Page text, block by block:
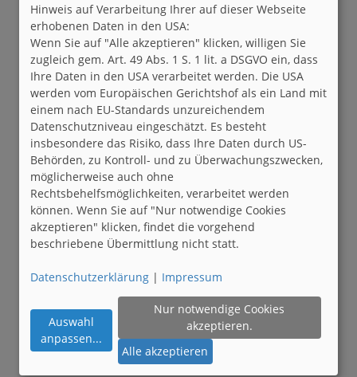
Hinweis auf Verarbeitung Ihrer auf dieser Webseite
erhobenen Daten in den USA:
Wenn Sie auf "Alle akzeptieren" klicken, willigen Sie
zugleich gem. Art. 49 Abs. 1 S. 1 lit. a DSGVO ein, dass
Ihre Daten in den USA verarbeitet werden. Die USA
werden vom Europäischen Gerichtshof als ein Land mit
einem nach EU-Standards unzureichendem
Datenschutzniveau eingeschätzt. Es besteht
insbesondere das Risiko, dass Ihre Daten durch US-
Behörden, zu Kontroll- und zu Überwachungszwecken,
möglicherweise auch ohne
Rechtsbehelfsmöglichkeiten, verarbeitet werden
können. Wenn Sie auf "Nur notwendige Cookies
akzeptieren" klicken, findet die vorgehend
beschriebene Übermittlung nicht statt.
Datenschutzerklärung | Impressum
Auswahl
anpassen...
Nur notwendige Cookies
akzeptieren.
Alle akzeptieren